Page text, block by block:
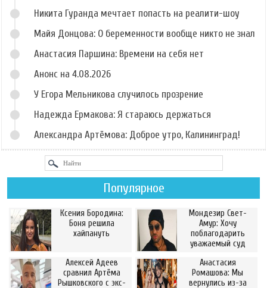
Никита Гуранда мечтает попасть на реалити-шоу
Майя Донцова: О беременности вообще никто не знал
Анастасия Паршина: Времени на себя нет
Анонс на 4.08.2026
У Егора Мельникова случилось прозрение
Надежда Ермакова: Я стараюсь держаться
Александра Артёмова: Доброе утро, Калининград!
Популярное
Ксения Бородина:
Боня решила
хайпануть
Мондезир Свет-
Амур: Хочу
поблагодарить
уважаемый суд
Алексей Адеев
сравнил Артёма
Рышковского с экс-
Анастасия
Ромашова: Мы
вернулись из-за